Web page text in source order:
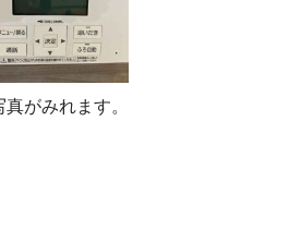
がみれます。